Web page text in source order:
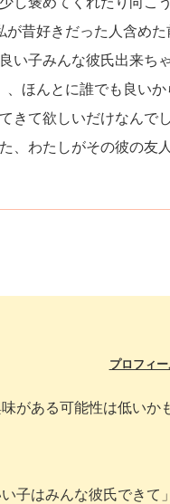
が昔好きだった人含め
い子みんな彼氏出来ち
、ほんとに誰でも良いか
きて欲しいだけなんで
、わたしがその彼の友
プロフィ
がある可能性は低いか
子はみんな彼氏できて